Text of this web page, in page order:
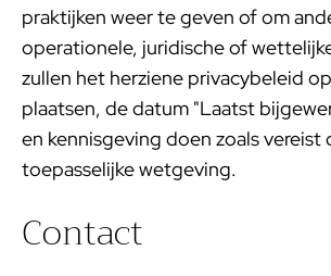
praktijken weer te geven of om
operationele, juridische of
zullen het herziene privacybeleid
plaatsen, de datum "Laatst
en kennisgeving doen zoals vereist
toepasselijke wetgeving.
Contact